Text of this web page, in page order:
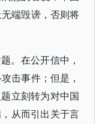
端毁谤，否则将
。在公开信中，
击事件；但是，
立刻转为对中国
从而引出关于言